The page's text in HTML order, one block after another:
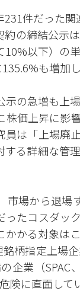
件だった関
の締結公示
以下）の
も増加し
の急増も上
価上昇に影
は「上場廃
る詳細な管
市場から退場
たコスダッ
かる対象は
柄指定上場
企業（SPAC
険に直面して